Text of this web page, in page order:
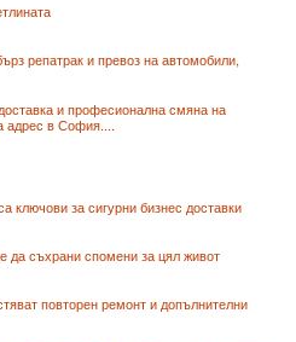
репатрак и превоз на автомобили,
и професионална смяна на
адрес в София....
ключови за сигурни бизнес доставки
да съхрани спомени за цял живот
повторен ремонт и допълнителни